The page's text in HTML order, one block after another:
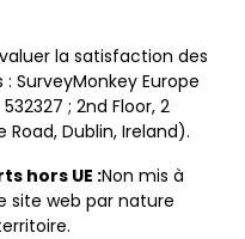
la satisfaction des
SurveyMonkey Europe
; 2nd Floor, 2
Road, Dublin, Ireland).
hors UE :Non mis à
site web par nature